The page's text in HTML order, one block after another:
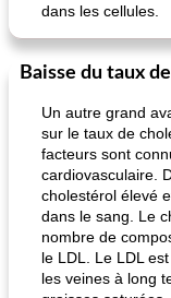
dans les cellules.
Baisse du taux
Un autre grand
sur le taux de
facteurs sont
cardiovasculaire.
cholestérol élevé
dans le sang. Le
nombre de
le LDL. Le LDL
les veines à long